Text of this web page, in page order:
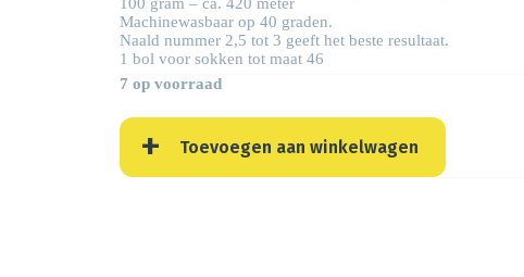
Machinewasbaar op 40 graden.
Naald nummer 2,5 tot 3 geeft het beste resultaat.
1 bol voor sokken tot maat 46
7 op voorraad
Toevoegen aan winkelwagen